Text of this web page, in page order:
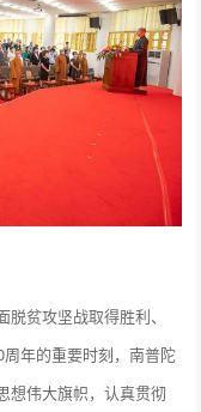
贫攻坚战取得胜利、
年的重要时刻，南普陀
想伟大旗帜，认真贯彻